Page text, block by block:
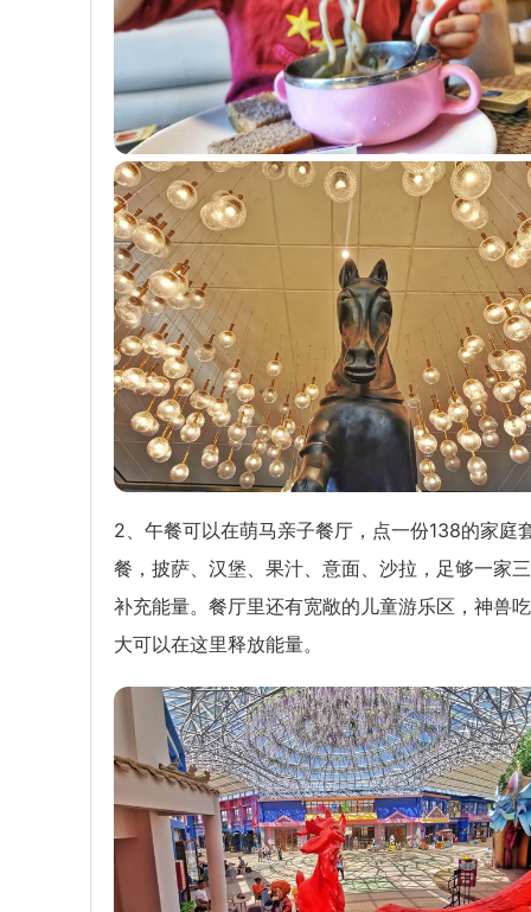
2、午餐可以在萌马亲子餐厅，点一份138的家庭
餐，披萨、汉堡、果汁、意面、沙拉，足够一家
补充能量。餐厅里还有宽敞的儿童游乐区，神兽
大可以在这里释放能量。